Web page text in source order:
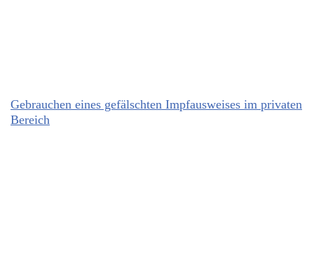
Gebrauchen eines gefälschten Impfausweises im privaten
Bereich